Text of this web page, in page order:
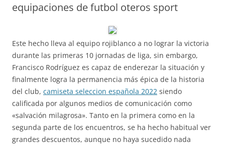
equipaciones de futbol oteros sport
Este hecho lleva al equipo rojiblanco a no lograr la victoria
durante las primeras 10 jornadas de liga, sin embargo,
Francisco Rodríguez es capaz de enderezar la situación y
finalmente logra la permanencia más épica de la historia
del club, camiseta seleccion española 2022 siendo
calificada por algunos medios de comunicación como
«salvación milagrosa». Tanto en la primera como en la
segunda parte de los encuentros, se ha hecho habitual ver
grandes descuentos, aunque no haya sucedido nada